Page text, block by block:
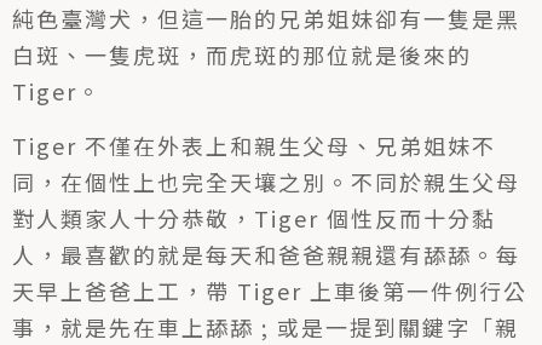
純色臺灣犬，但這一胎的兄弟姐妹卻有一隻是黑
白斑、一隻虎斑，而虎斑的那位就是後來的
Tiger。
Tiger 不僅在外表上和親生父母、兄弟姐妹不
同，在個性上也完全天壤之別。不同於親生父母
對人類家人十分恭敬，Tiger 個性反而十分黏
人，最喜歡的就是每天和爸爸親親還有舔舔。每
天早上爸爸上工，帶 Tiger 上車後第一件例行公
事，就是先在車上舔舔 ; 或是一提到關鍵字「親